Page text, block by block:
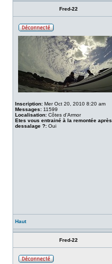
Fred-22
Inscription: Mer Oct 20, 2010 8:20 am
Messages: 11599
Localisation: Côtes d'Armor
Etes vous entrainé à la remontée après
dessalage ?: Oui
Haut
Fred-22